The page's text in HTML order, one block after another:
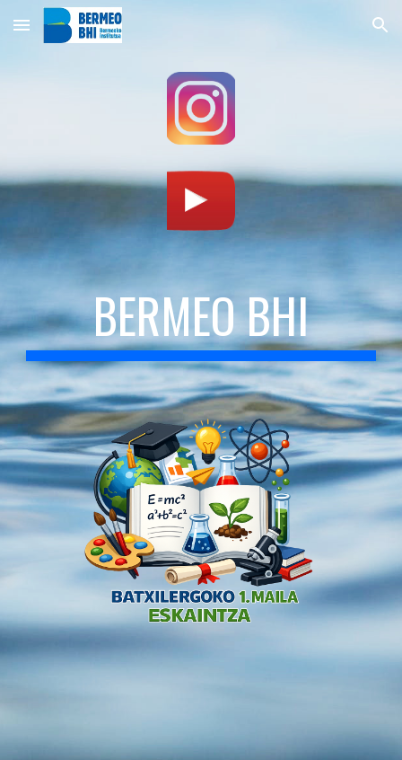
Skip to main content Skip to navigation
BERMEO BHI